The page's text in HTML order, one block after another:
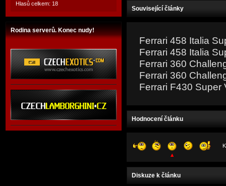
Hlasů celkem: 18
Rodina serverů. Konec nudy!
Související články
Ferrari 458 Italia
Ferrari 458 Italia
Ferrari 360
Ferrari 360
Ferrari F430 Super
Hodnocení článku
Diskuze k článku